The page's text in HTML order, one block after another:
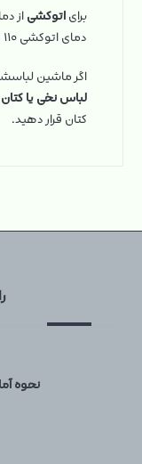
برایاتوکشیاز
دمای اتوکشی ۱۱۰ درجه سانتی‌گراد)
اگر ماشین
لباس نخی یا کتان
کتان قرار دهید.
نحوه